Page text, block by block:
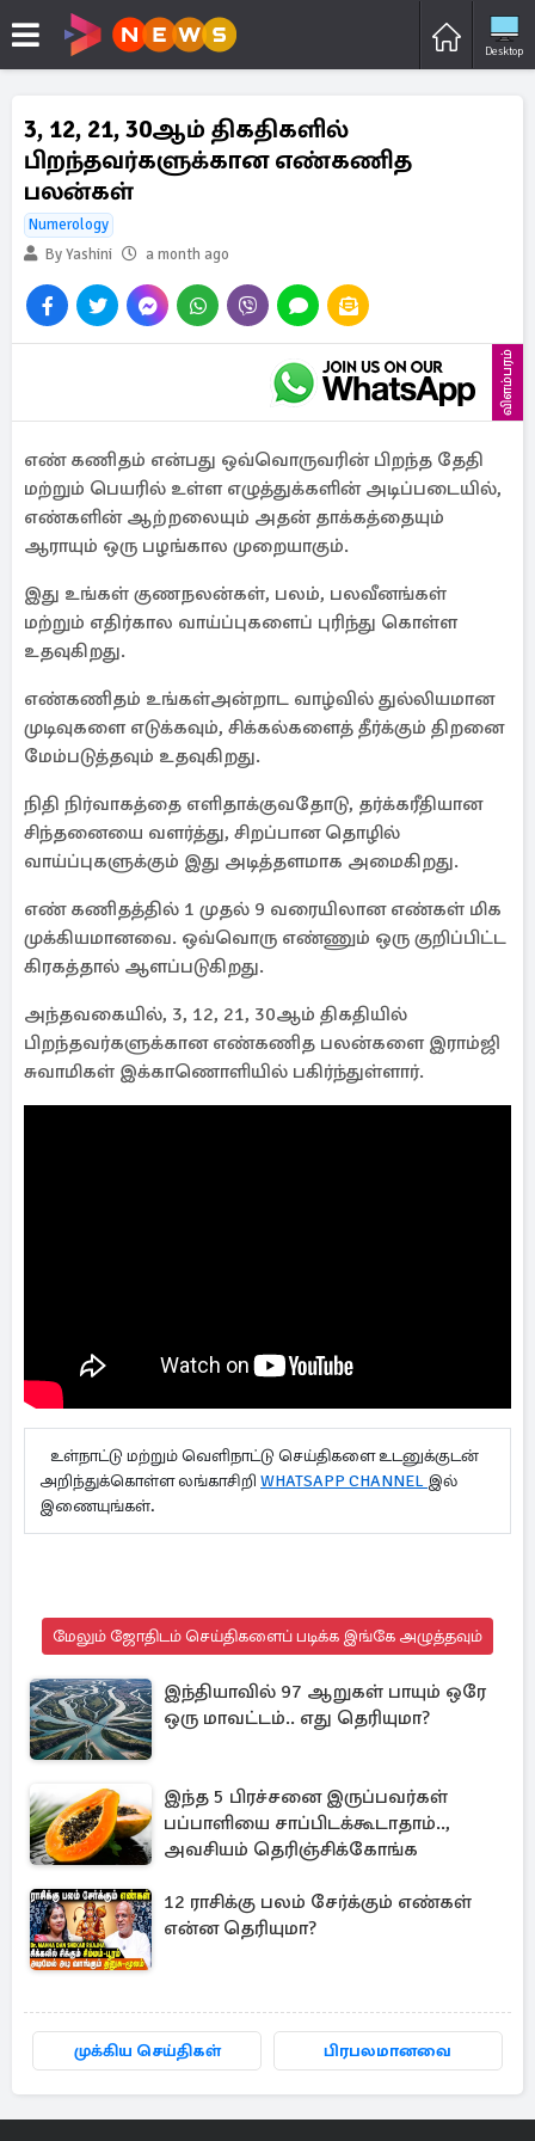
Desktop
3, 12, 21, 30ஆம் திகதிகளில்
பிறந்தவர்களுக்கான எண்கணித
பலன்கள்
Numerology
By Yashini
a month ago
விளம்பரம்
எண் கணிதம் என்பது ஒவ்வொருவரின் பிறந்த தேதி
மற்றும் பெயரில் உள்ள எழுத்துக்களின் அடிப்படையில்,
எண்களின் ஆற்றலையும் அதன் தாக்கத்தையும்
ஆராயும் ஒரு பழங்கால முறையாகும்.
இது உங்கள் குணநலன்கள், பலம், பலவீனங்கள்
மற்றும் எதிர்கால வாய்ப்புகளைப் புரிந்து கொள்ள
உதவுகிறது.
எண்கணிதம் உங்கள்அன்றாட வாழ்வில் துல்லியமான
முடிவுகளை எடுக்கவும், சிக்கல்களைத் தீர்க்கும் திறனை
மேம்படுத்தவும் உதவுகிறது.
நிதி நிர்வாகத்தை எளிதாக்குவதோடு, தர்க்கரீதியான
சிந்தனையை வளர்த்து, சிறப்பான தொழில்
வாய்ப்புகளுக்கும் இது அடித்தளமாக அமைகிறது.
எண் கணிதத்தில் 1 முதல் 9 வரையிலான எண்கள் மிக
முக்கியமானவை. ஒவ்வொரு எண்ணும் ஒரு குறிப்பிட்ட
கிரகத்தால் ஆளப்படுகிறது.
அந்தவகையில், 3, 12, 21, 30ஆம் திகதியில்
பிறந்தவர்களுக்கான எண்கணித பலன்களை இராம்ஜி
சுவாமிகள் இக்காணொளியில் பகிர்ந்துள்ளார்.
உள்நாட்டு மற்றும் வெளிநாட்டு செய்திகளை உடனுக்குடன்
அறிந்துக்கொள்ள லங்காசிறி WHATSAPP CHANNEL இல்
இணையுங்கள்.
மேலும் ஜோதிடம் செய்திகளைப் படிக்க இங்கே அழுத்தவும்
இந்தியாவில் 97 ஆறுகள் பாயும் ஒரே
ஒரு மாவட்டம்.. எது தெரியுமா?
இந்த 5 பிரச்சனை இருப்பவர்கள்
பப்பாளியை சாப்பிடக்கூடாதாம்..,
அவசியம் தெரிஞ்சிக்கோங்க
12 ராசிக்கு பலம் சேர்க்கும் எண்கள்
என்ன தெரியுமா?
முக்கிய செய்திகள் பிரபலமானவை